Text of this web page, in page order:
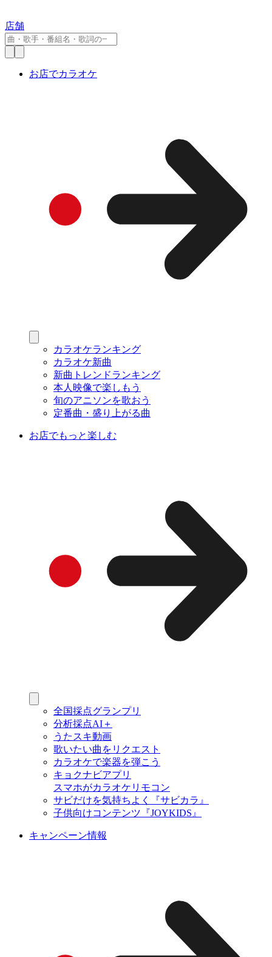
店舗
お店でカラオケ
カラオケランキング
カラオケ新曲
新曲トレンドランキング
本人映像で楽しもう
旬のアニソンを歌おう
定番曲・盛り上がる曲
お店でもっと楽しむ
全国採点グランプリ
分析採点AI＋
うたスキ動画
歌いたい曲をリクエスト
カラオケで楽器を弾こう
キョクナビアプリ
スマホがカラオケリモコン
サビだけを気持ちよく『サビカラ』
子供向けコンテンツ『JOYKIDS』
キャンペーン情報